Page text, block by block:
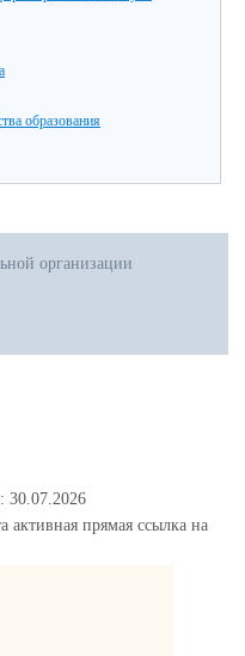
образования
организации
30.07.2026
активная прямая ссылка на